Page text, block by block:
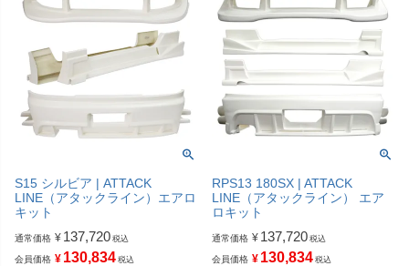
S15 シルビア | ATTACK
LINE（アタックライン）エアロ
キット
通常価格 ¥ 137,720 税込
会員価格 ¥ 130,834 税込
RPS13 180SX | ATTACK
LINE（アタックライン） エア
ロキット
通常価格 ¥ 137,720 税込
会員価格 ¥ 130,834 税込